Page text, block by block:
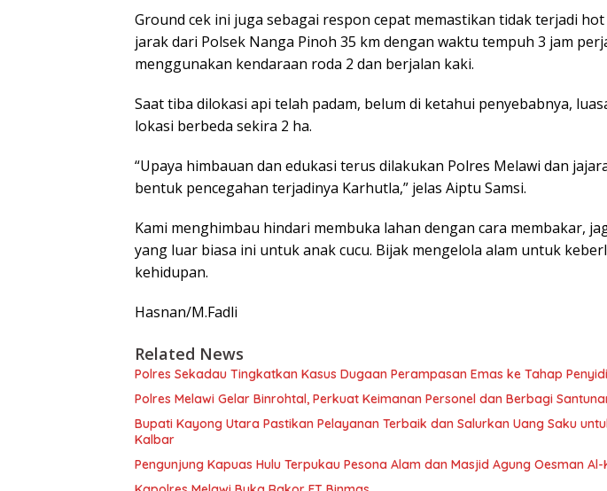
Ground cek ini juga sebagai respon cepat memastikan tidak terjadi
jarak dari Polsek Nanga Pinoh 35 km dengan waktu tempuh 3 jam
menggunakan kendaraan roda 2 dan berjalan kaki.
Saat tiba dilokasi api telah padam, belum di ketahui penyebabnya,
lokasi berbeda sekira 2 ha.
“Upaya himbauan dan edukasi terus dilakukan Polres Melawi dan
bentuk pencegahan terjadinya Karhutla,” jelas Aiptu Samsi.
Kami menghimbau hindari membuka lahan dengan cara membakar,
yang luar biasa ini untuk anak cucu. Bijak mengelola alam untuk
kehidupan.
Hasnan/M.Fadli
Related News
Polres Sekadau Tingkatkan Kasus Dugaan Perampasan Emas ke Tahap
Polres Melawi Gelar Binrohtal, Perkuat Keimanan Personel dan Berbagi
Bupati Kayong Utara Pastikan Pelayanan Terbaik dan Salurkan Uang Saku
Kalbar
Pengunjung Kapuas Hulu Terpukau Pesona Alam dan Masjid Agung Oesman